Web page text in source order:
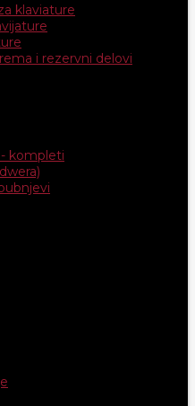
klaviature
i rezervni delovi
kompleti